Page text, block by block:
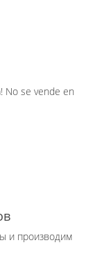
No se vende en
и производим